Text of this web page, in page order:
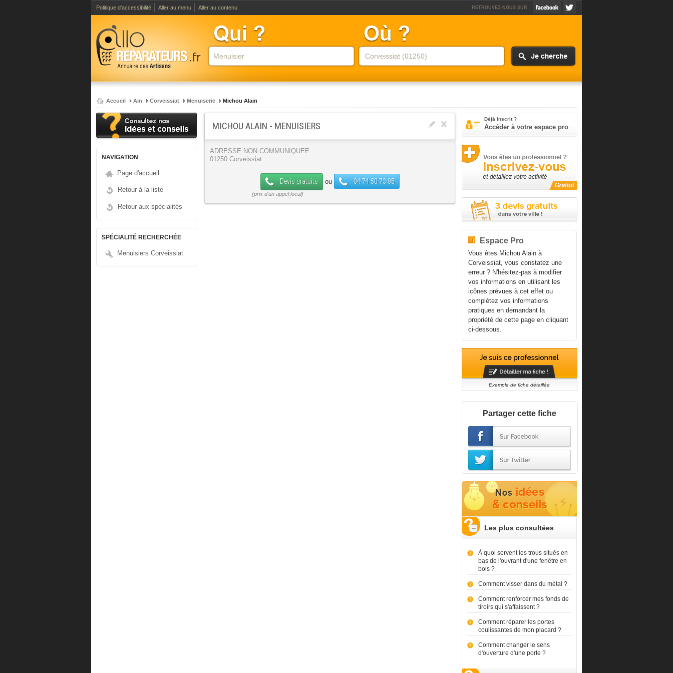
Politique d'accessibilité Aller au menu Aller au contenu RETROUVEZ-NOUS SUR
Accueil Ain Corveissiat Menuiserie Michou Alain
NAVIGATION
Page d'accueil
Retour à la liste
Retour aux spécialités
SPÉCIALITÉ RECHERCHÉE
Menuisiers Corveissiat
MICHOU ALAIN - MENUISIERS
ADRESSE NON COMMUNIQUEE
01250 Corveissiat
Devis gratuits ou 04 74 50 73 05
Déjà inscrit ?
Accéder à votre espace pro
Espace Pro
Vous êtes Michou Alain à
Corveissiat, vous constatez une
erreur ? N'hésitez-pas à modifier
vos informations en utilisant les
icônes prévues à cet effet ou
complétez vos informations
pratiques en demandant la
propriété de cette page en cliquant
ci-dessous.
Exemple de fiche détaillée
Partager cette fiche
Les plus consultées
À quoi servent les trous situés en
bas de l'ouvrant d'une fenêtre en
bois ?
Comment visser dans du métal ?
Comment renforcer mes fonds de
tiroirs qui s'affaissent ?
Comment réparer les portes
coulissantes de mon placard ?
Comment changer le sens
d'ouverture d'une porte ?